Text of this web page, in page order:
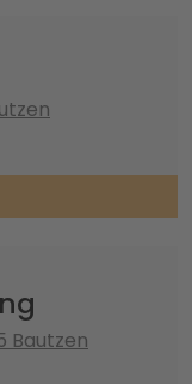
Bautzen